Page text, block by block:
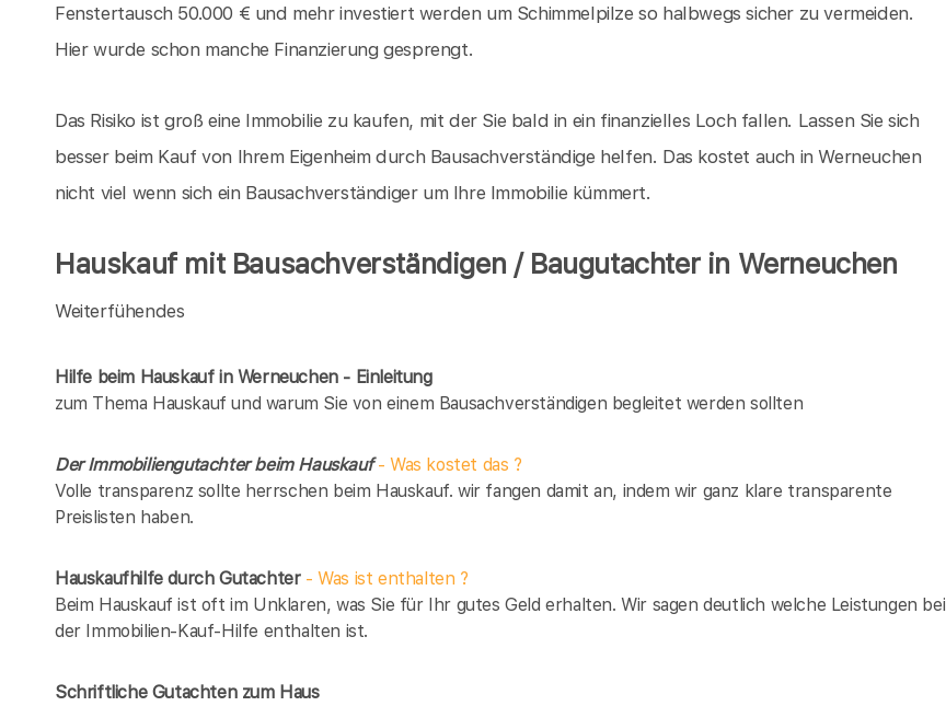
Fenstertausch 50.000 € und mehr investiert werden um Schimmelpilze so halbwegs sicher zu vermeiden.
Hier wurde schon manche Finanzierung gesprengt.
Das Risiko ist groß eine Immobilie zu kaufen, mit der Sie bald in ein finanzielles Loch fallen. Lassen Sie sich
besser beim Kauf von Ihrem Eigenheim durch Bausachverständige helfen. Das kostet auch in Werneuchen
nicht viel wenn sich ein Bausachverständiger um Ihre Immobilie kümmert.
Hauskauf mit Bausachverständigen / Baugutachter in Werneuchen
Weiterfühendes
Hilfe beim Hauskauf in Werneuchen - Einleitung
zum Thema Hauskauf und warum Sie von einem Bausachverständigen begleitet werden sollten
Der Immobiliengutachter beim Hauskauf- Was kostet das ?
Volle transparenz sollte herrschen beim Hauskauf. wir fangen damit an, indem wir ganz klare transparente
Preislisten haben.
Hauskaufhilfe durch Gutachter- Was ist enthalten ?
Beim Hauskauf ist oft im Unklaren, was Sie für Ihr gutes Geld erhalten. Wir sagen deutlich welche Leistungen bei
der Immobilien-Kauf-Hilfe enthalten ist.
Schriftliche Gutachten zum Haus